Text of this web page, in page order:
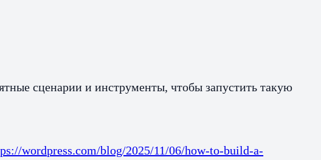
сценарии и инструменты, чтобы запустить такую
wordpress.com/blog/2025/11/06/how-to-build-a-